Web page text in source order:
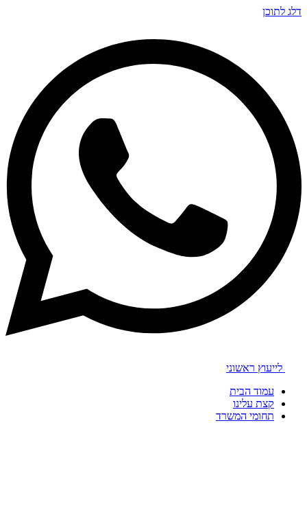
דלג לתוכן
לייעוץ ראשוני
עמוד הבית
קצת עלינו
תחומי המשרד